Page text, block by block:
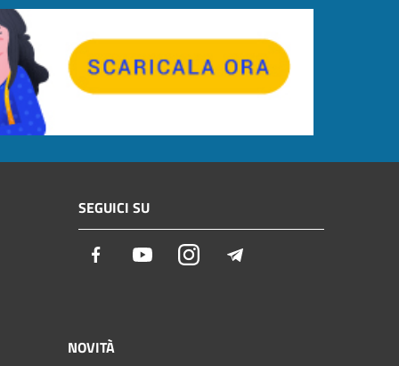
SEGUICI SU
Facebook YoutubeInstagram
NOVITÀ